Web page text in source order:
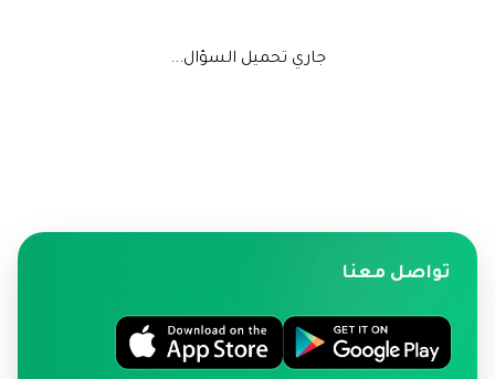
جاري تحميل السؤال...
تواصل معنا